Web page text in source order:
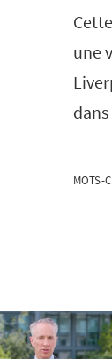
une
MOTS-